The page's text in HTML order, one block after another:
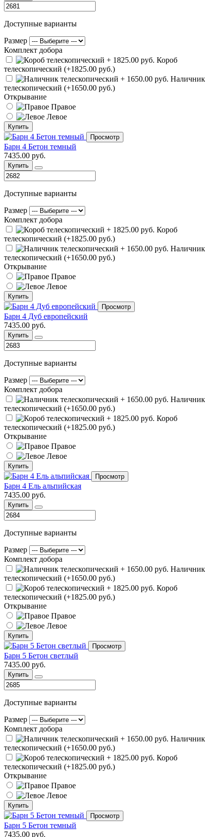
Доступные варианты
Размер
Комплект добора
Короб
телескопический (+1825.00 руб.)
Наличник
телескопический (+1650.00 руб.)
Открывание
Правое
Левое
Купить
Просмотр
Барн 4 Бетон темный
7435.00 руб.
Купить
Доступные варианты
Размер
Комплект добора
Короб
телескопический (+1825.00 руб.)
Наличник
телескопический (+1650.00 руб.)
Открывание
Правое
Левое
Купить
Просмотр
Барн 4 Дуб европейский
7435.00 руб.
Купить
Доступные варианты
Размер
Комплект добора
Наличник
телескопический (+1650.00 руб.)
Короб
телескопический (+1825.00 руб.)
Открывание
Правое
Левое
Купить
Просмотр
Барн 4 Ель альпийская
7435.00 руб.
Купить
Доступные варианты
Размер
Комплект добора
Наличник
телескопический (+1650.00 руб.)
Короб
телескопический (+1825.00 руб.)
Открывание
Правое
Левое
Купить
Просмотр
Барн 5 Бетон светлый
7435.00 руб.
Купить
Доступные варианты
Размер
Комплект добора
Наличник
телескопический (+1650.00 руб.)
Короб
телескопический (+1825.00 руб.)
Открывание
Правое
Левое
Купить
Просмотр
Барн 5 Бетон темный
7435.00 руб.